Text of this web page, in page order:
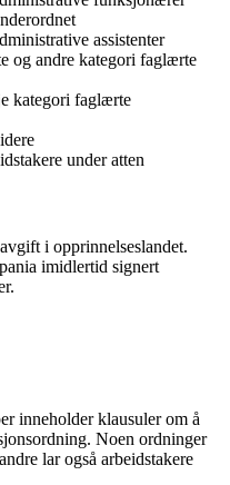
assistenter
og andre kategori faglærte
kategori faglærte
under atten
i opprinnelseslandet.
imidlertid signert
inneholder klausuler om å
Noen ordninger
lar også arbeidstakere